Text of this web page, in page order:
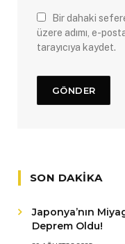
Bir dahaki
üzere adımı, e-
tarayıcıya kaydet.
SON DAKIKA
Japonya’nın
Deprem Oldu!